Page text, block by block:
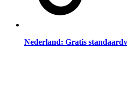
Nederland: Gratis